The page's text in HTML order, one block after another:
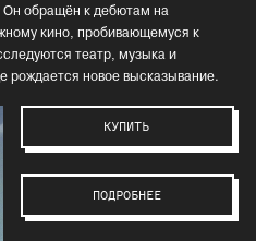
обращён к дебютам на
кино, пробивающемуся к
театр, музыка и
рождается новое высказывание.
КУПИТЬ
ПОДРОБНЕЕ